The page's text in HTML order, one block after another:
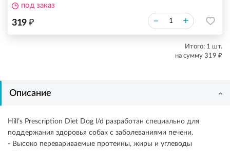
319 ₽ – +
под заказ
Итого: 1 шт.
на сумму 319 ₽
Описание
Hill’s Prescription Diet Dog l/d разработан специально для
поддержания здоровья собак с заболеваниями печени.
- Высоко перевариваемые протеины, жиры и углеводы